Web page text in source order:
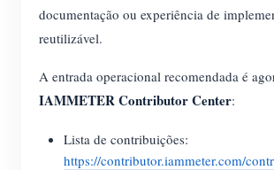
documentação ou experiência de
reutilizável.
A entrada operacional recomendada é
IAMMETER Contributor Center:
Lista de contribuições:
https://contributor.iammeter.com/